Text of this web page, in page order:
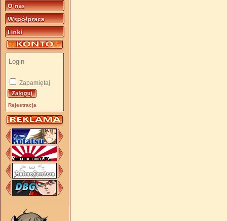
Zapamiętaj
Rejestracja